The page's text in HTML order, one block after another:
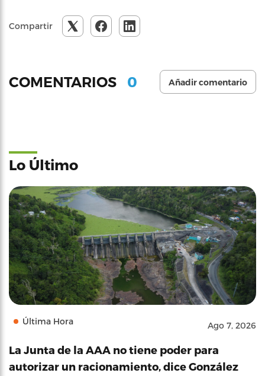
Compartir
COMENTARIOS 0 Añadir comentario
Lo Último
Última Hora Ago 7, 2026
La Junta de la AAA no tiene poder para
autorizar un racionamiento, dice González